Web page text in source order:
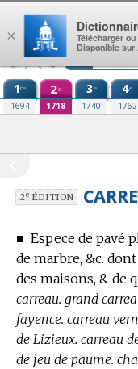
Aller au contenu
1re
1694
2e
1718
3e
1740
4e
1762
2eÉDITION
■ Espece de pavé
de marbre, &c.
des maisons, & de
carreau. grand
fayence. carreau
de Lizieux. carreau
de jeu de paume.
×
Télécharger
Disponible sur